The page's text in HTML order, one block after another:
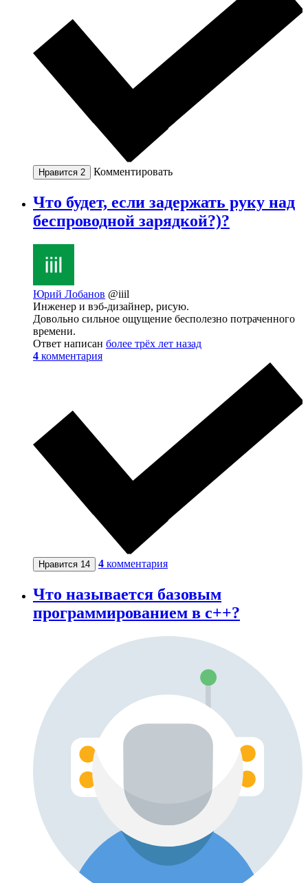
Нравится 2 Комментировать
Что будет, если задержать руку над
беспроводной зарядкой?)?
Юрий Лобанов @iiil
Инженер и вэб-дизайнер, рисую.
Довольно сильное ощущение бесполезно потраченного
времени.
Ответ написан более трёх лет назад
4 комментария
Нравится 14 4 комментария
Что называется базовым
программированием в c++?